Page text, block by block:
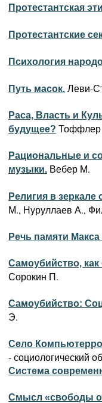
Протестантская
Протестантские
Психология
Путь масок. Леви-
Раса, Власть и
будущее?
Рациональные и
музыки. Вебер М.
Религия в
М., Нуруллаев А.,
Речь памяти
Самоубийство,
Сорокин П.
Самоубийство:
Э.
Село
- социологический
Система
Смысл «свободы